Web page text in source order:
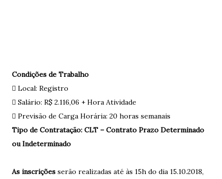
Condições de Trabalho
 Local: Registro
 Salário: R$ 2.116,06 + Hora Atividade
 Previsão de Carga Horária: 20 horas semanais
Tipo de Contratação: CLT – Contrato Prazo Determinado
ou Indeterminado
As inscrições serão realizadas até às 15h do dia 15.10.2018,